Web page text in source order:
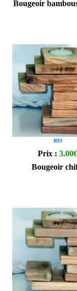
Bougeoir
R93
Prix : 3.00€
Bougeoir